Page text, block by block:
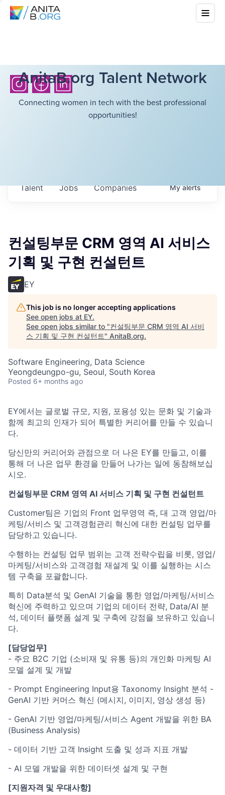
AnitaB.org Talent Network
Connecting women in tech with the best professional
opportunities!
Jobs Companies
Talent Myalerts
컨설팅부문 CRM 영역 AI 서비스
기획 및 구현 컨설턴트
EY
This job is no longer accepting applications
See open jobs at EY.
See open jobs similar to "컨설팅부문 CRM 영역 AI 서비
스 기획 및 구현 컨설턴트" AnitaB.org.
Software Engineering, Data Science
Yeongdeungpo-gu, Seoul, South Korea
Posted 6+ months ago
EY에서는 글로벌 규모, 지원, 포용성 있는 문화 및 기술과
함께 최고의 인재가 되어 특별한 커리어를 만들 수 있습니
다.
당신만의 커리어와 관점으로 더 나은 EY를 만들고, 이를
통해 더 나은 업무 환경을 만들어 나가는 일에 동참해보십
시오.
컨설팅부문 CRM 영역 AI 서비스 기획 및 구현 컨설턴트
Customer팀은 기업의 Front 업무영역 즉, 대 고객 영업/마
케팅/서비스 및 고객경험관리 혁신에 대한 컨설팅 업무를
담당하고 있습니다.
수행하는 컨설팅 업무 범위는 고객 전략수립을 비롯, 영업/
마케팅/서비스와 고객경험 재설계 및 이를 실행하는 시스
템 구축을 포괄합니다.
특히 Data분석 및 GenAI 기술을 통한 영업/마케팅/서비스
혁신에 주력하고 있으며 기업의 데이터 전략, Data/AI 분
석, 데이터 플랫폼 설계 및 구축에 강점을 보유하고 있습니
다.
[담당업무]
- 주요 B2C 기업 (소비재 및 유통 등)의 개인화 마케팅 AI
모델 설계 및 개발
- Prompt Engineering Input용 Taxonomy Insight 분석 -
GenAI 기반 커머스 혁신 (메시지, 이미지, 영상 생성 등)
- GenAI 기반 영업/마케팅/서비스 Agent 개발을 위한 BA
(Business Analysis)
- 데이터 기반 고객 Insight 도출 및 성과 지표 개발
- AI 모델 개발을 위한 데이터셋 설계 및 구현
[지원자격 및 우대사항]